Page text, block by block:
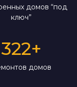
домов “под
ключ”
322+
домов